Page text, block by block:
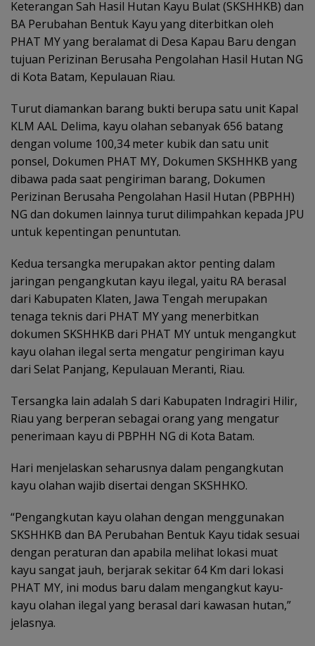
Keterangan Sah Hasil Hutan Kayu Bulat (SKSHHKB) dan
BA Perubahan Bentuk Kayu yang diterbitkan oleh
PHAT MY yang beralamat di Desa Kapau Baru dengan
tujuan Perizinan Berusaha Pengolahan Hasil Hutan NG
di Kota Batam, Kepulauan Riau.
Turut diamankan barang bukti berupa satu unit Kapal
KLM AAL Delima, kayu olahan sebanyak 656 batang
dengan volume 100,34 meter kubik dan satu unit
ponsel, Dokumen PHAT MY, Dokumen SKSHHKB yang
dibawa pada saat pengiriman barang, Dokumen
Perizinan Berusaha Pengolahan Hasil Hutan (PBPHH)
NG dan dokumen lainnya turut dilimpahkan kepada JPU
untuk kepentingan penuntutan.
Kedua tersangka merupakan aktor penting dalam
jaringan pengangkutan kayu ilegal, yaitu RA berasal
dari Kabupaten Klaten, Jawa Tengah merupakan
tenaga teknis dari PHAT MY yang menerbitkan
dokumen SKSHHKB dari PHAT MY untuk mengangkut
kayu olahan ilegal serta mengatur pengiriman kayu
dari Selat Panjang, Kepulauan Meranti, Riau.
Tersangka lain adalah S dari Kabupaten Indragiri Hilir,
Riau yang berperan sebagai orang yang mengatur
penerimaan kayu di PBPHH NG di Kota Batam.
Hari menjelaskan seharusnya dalam pengangkutan
kayu olahan wajib disertai dengan SKSHHKO.
“Pengangkutan kayu olahan dengan menggunakan
SKSHHKB dan BA Perubahan Bentuk Kayu tidak sesuai
dengan peraturan dan apabila melihat lokasi muat
kayu sangat jauh, berjarak sekitar 64 Km dari lokasi
PHAT MY, ini modus baru dalam mengangkut kayu-
kayu olahan ilegal yang berasal dari kawasan hutan,”
jelasnya.